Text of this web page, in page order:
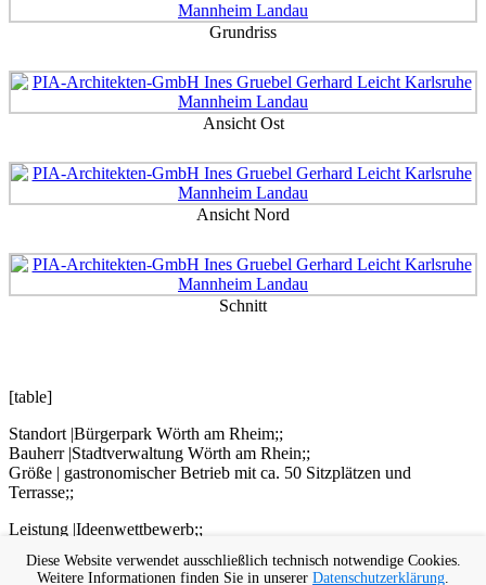
Grundriss
Ansicht Ost
Ansicht Nord
Schnitt
[table]
Standort |Bürgerpark Wörth am Rheim;;
Bauherr |Stadtverwaltung Wörth am Rhein;;
Größe | gastronomischer Betrieb mit ca. 50 Sitzplätzen und
Terrasse;;
Leistung |Ideenwettbewerb;;
[/table]
Diese Website verwendet ausschließlich technisch notwendige Cookies.
Weitere Informationen finden Sie in unserer Datenschutzerklärung.